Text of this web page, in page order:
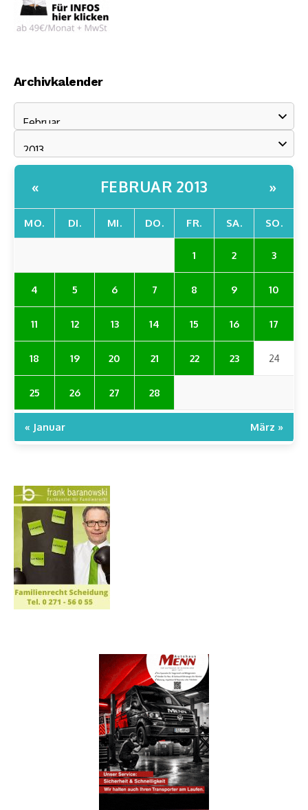
Archivkalender
« FEBRUAR 2013 »
MO. DI. MI. DO. FR. SA. SO.
1 2 3
4 5 6 7 8 9 10
11 12 13 14 15 16 17
18 19 20 21 22 23 24
25 26 27 28
« Januar März »